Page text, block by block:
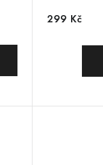
299 Kč